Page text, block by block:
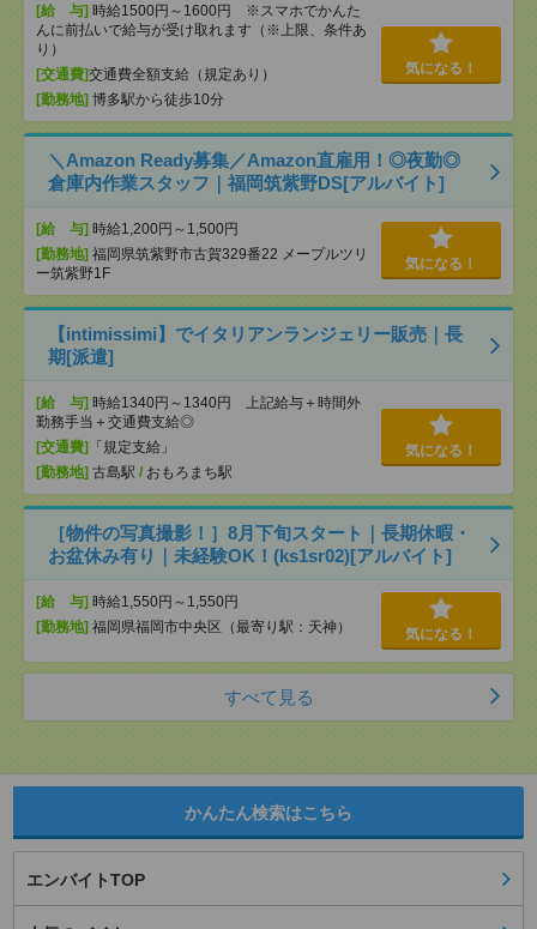
[給 与] 時給1500円～1600円 ※スマホでかんた
んに前払いで給与が受け取れます（※上限、条件あ
り）
[交通費]交通費全額支給（規定あり）
[勤務地] 博多駅から徒歩10分
気になる！
＼Amazon Ready募集／Amazon直雇用！◎夜勤◎
倉庫内作業スタッフ｜福岡筑紫野DS[アルバイト]
[給 与] 時給1,200円～1,500円
[勤務地] 福岡県筑紫野市古賀329番22 メープルツリ
ー筑紫野1F
気になる！
【intimissimi】でイタリアンランジェリー販売｜長
期[派遣]
[給 与] 時給1340円～1340円 上記給与＋時間外
勤務手当＋交通費支給◎
[交通費]
「規定支給」
[勤務地] 古島駅 / おもろまち駅
気になる！
［物件の写真撮影！］8月下旬スタート｜長期休暇・
お盆休み有り｜未経験OK！(ks1sr02)[アルバイト]
[給 与] 時給1,550円～1,550円
[勤務地] 福岡県福岡市中央区（最寄り駅：天神） 気になる！
すべて見る
かんたん検索はこちら
エンバイトTOP